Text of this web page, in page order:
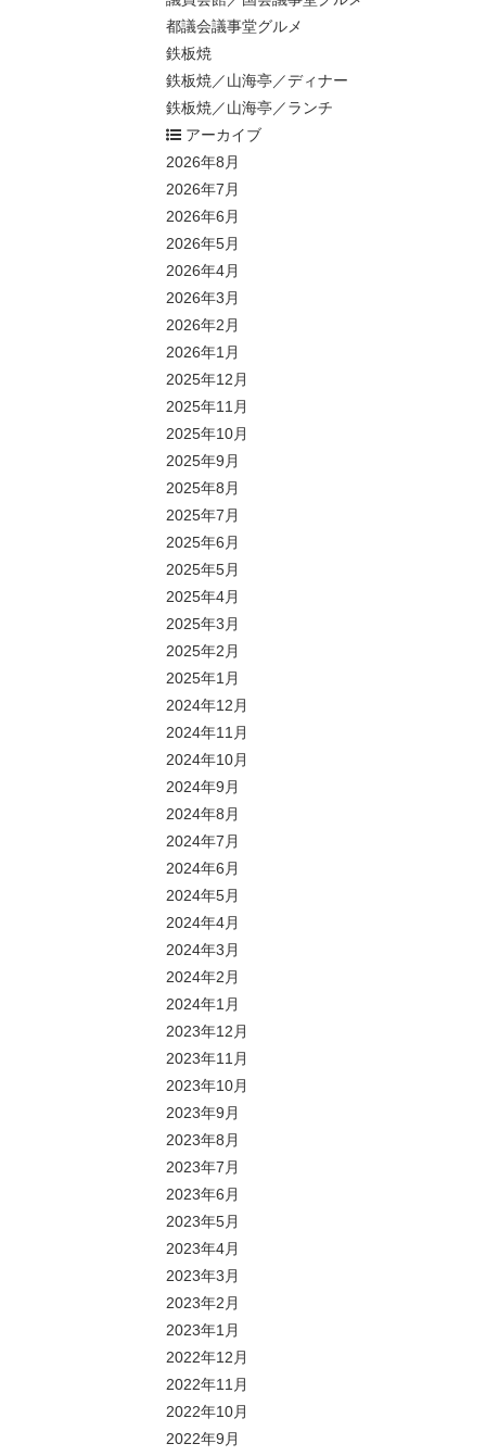
都議会議事堂グルメ
鉄板焼
鉄板焼／山海亭／ディナー
鉄板焼／山海亭／ランチ
アーカイブ
2026年8月
2026年7月
2026年6月
2026年5月
2026年4月
2026年3月
2026年2月
2026年1月
2025年12月
2025年11月
2025年10月
2025年9月
2025年8月
2025年7月
2025年6月
2025年5月
2025年4月
2025年3月
2025年2月
2025年1月
2024年12月
2024年11月
2024年10月
2024年9月
2024年8月
2024年7月
2024年6月
2024年5月
2024年4月
2024年3月
2024年2月
2024年1月
2023年12月
2023年11月
2023年10月
2023年9月
2023年8月
2023年7月
2023年6月
2023年5月
2023年4月
2023年3月
2023年2月
2023年1月
2022年12月
2022年11月
2022年10月
2022年9月